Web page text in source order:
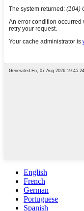
English
French
German
Portuguese
Spanish